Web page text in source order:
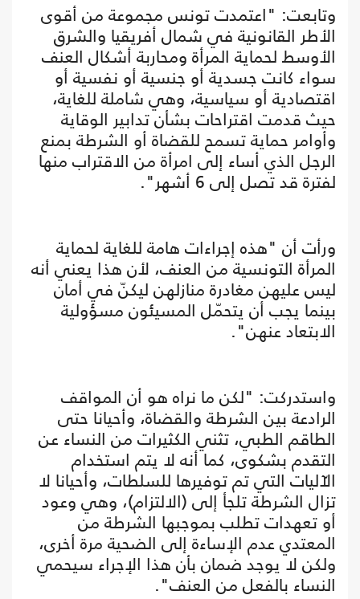
وتابعت: "اعتمدت تونس مجموعة من أقوى
الأطر القانونية في شمال أفريقيا والشرق
الأوسط لحماية المرأة ومحاربة أشكال العنف
سواء كانت جسدية أو جنسية أو نفسية أو
اقتصادية أو سياسية، وهي شاملة للغاية،
حيث قدمت اقتراحات بشأن تدابير الوقاية
وأوامر حماية تسمح للقضاة أو الشرطة بمنع
الرجل الذي أساء إلى امرأة من الاقتراب منها
لفترة قد تصل إلى 6 أشهر".
ورأت أن "هذه إجراءات هامة للغاية لحماية
المرأة التونسية من العنف، لأن هذا يعني أنه
ليس عليهن مغادرة منازلهن ليكنّ في أمان
بينما يجب أن يتحمّل المسيئون مسؤولية
الابتعاد عنهن".
واستدركت: "لكن ما نراه هو أن المواقف
الرادعة بين الشرطة والقضاة، وأحيانا حتى
الطاقم الطبي، تثني الكثيرات من النساء عن
التقدم بشكوى، كما أنه لا يتم استخدام
الآليات التي تم توفيرها للسلطات، وأحيانا لا
تزال الشرطة تلجأ إلى (الالتزام)، وهي وعود
أو تعهدات تطلب بموجبها الشرطة من
المعتدي عدم الإساءة إلى الضحية مرة أخرى،
ولكن لا يوجد ضمان بأن هذا الإجراء سيحمي
النساء بالفعل من العنف".